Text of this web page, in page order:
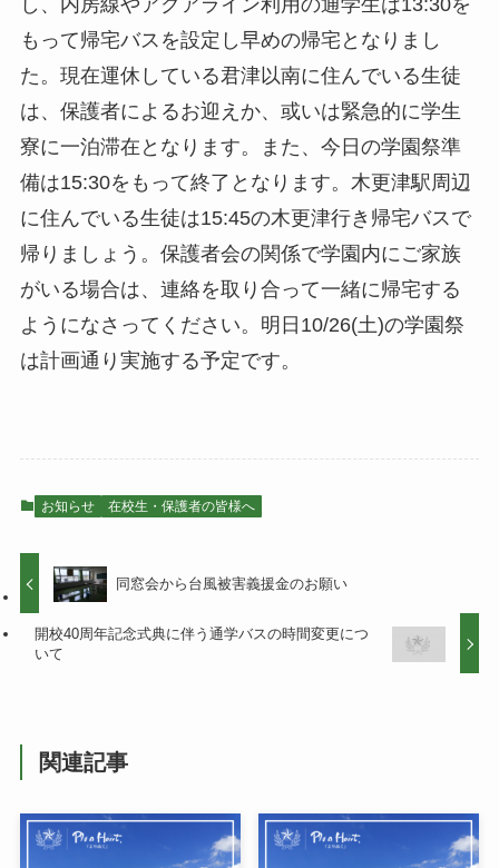
し、内房線やアクアライン利用の通学生は13:30を
もって帰宅バスを設定し早めの帰宅となりまし
た。現在運休している君津以南に住んでいる生徒
は、保護者によるお迎えか、或いは緊急的に学生
寮に一泊滞在となります。また、今日の学園祭準
備は15:30をもって終了となります。木更津駅周辺
に住んでいる生徒は15:45の木更津行き帰宅バスで
帰りましょう。保護者会の関係で学園内にご家族
がいる場合は、連絡を取り合って一緒に帰宅する
ようになさってください。明日10/26(土)の学園祭
は計画通り実施する予定です。
お知らせ 在校生・保護者の皆様へ
同窓会から台風被害義援金のお願い
開校40周年記念式典に伴う通学バスの時間変更につ
いて
関連記事